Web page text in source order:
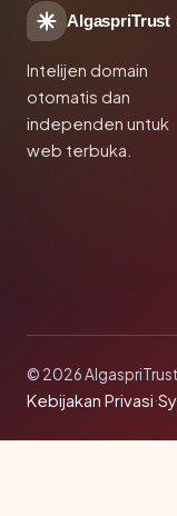
AlgaspriTrust
Intelijen domain
otomatis dan
independen untuk
web terbuka.
© 2026
Kebijakan Privasi·